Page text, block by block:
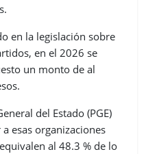
en la legislación sobre
en el 2026 se
un monto de al
del Estado (PGE)
esas organizaciones
al 48.3 % de lo